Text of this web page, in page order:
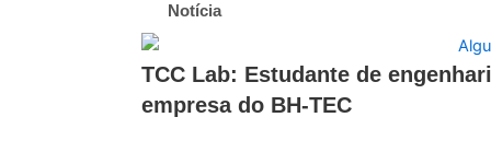
Notícia
TCC Lab: Estudante de
empresa do BH-TEC